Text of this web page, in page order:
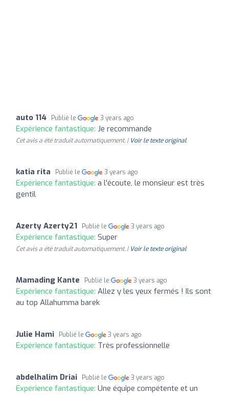
auto 114 Publié le 3 years ago
Expérience fantastique: Je recommande
Cet avis a été traduit automatiquement. | Voir le texte original
katia rita Publié le 3 years ago
Expérience fantastique: a l'écoute, le monsieur est très
gentil
Azerty Azerty21 Publié le 3 years ago
Expérience fantastique: Super
Cet avis a été traduit automatiquement. | Voir le texte original
Mamading Kante Publié le 3 years ago
Expérience fantastique: Allez y les yeux fermés ! Ils sont
au top Allahumma barek
Julie Hami Publié le 3 years ago
Expérience fantastique: Très professionnelle
abdelhalim Driai Publié le 3 years ago
Expérience fantastique: Une équipe compétente et un